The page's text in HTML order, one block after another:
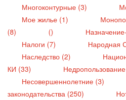
Многоконтурные (3)
Мое жилье (1)
(8)
()
Налоги (7)
Народная
Наследство (2)
КИ (33)
Несовершеннолетние (3)
законодательства (250)